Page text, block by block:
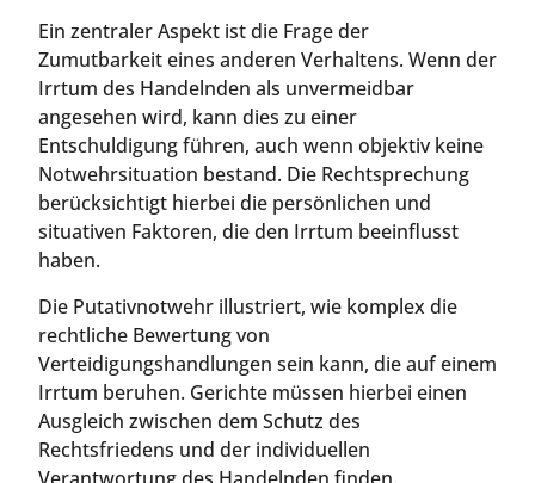
Ein zentraler Aspekt ist die Frage der
Zumutbarkeit eines anderen Verhaltens. Wenn der
Irrtum des Handelnden als unvermeidbar
angesehen wird, kann dies zu einer
Entschuldigung führen, auch wenn objektiv keine
Notwehrsituation bestand. Die Rechtsprechung
berücksichtigt hierbei die persönlichen und
situativen Faktoren, die den Irrtum beeinflusst
haben.
Die Putativnotwehr illustriert, wie komplex die
rechtliche Bewertung von
Verteidigungshandlungen sein kann, die auf einem
Irrtum beruhen. Gerichte müssen hierbei einen
Ausgleich zwischen dem Schutz des
Rechtsfriedens und der individuellen